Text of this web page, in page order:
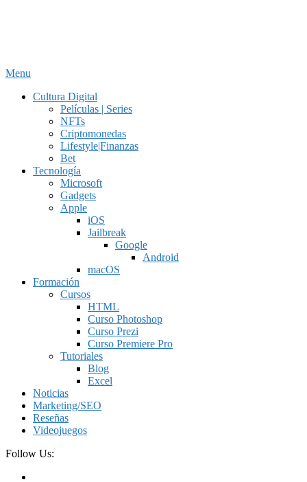
Menu
Cultura Digital
Películas | Series
NFTs
Criptomonedas
Lifestyle|Finanzas
Bet
Tecnología
Microsoft
Gadgets
Apple
iOS
Jailbreak
Google
Android
macOS
Formación
Cursos
HTML
Curso Photoshop
Curso Prezi
Curso Premiere Pro
Tutoriales
Blog
Excel
Noticias
Marketing/SEO
Reseñas
Videojuegos
Follow Us: